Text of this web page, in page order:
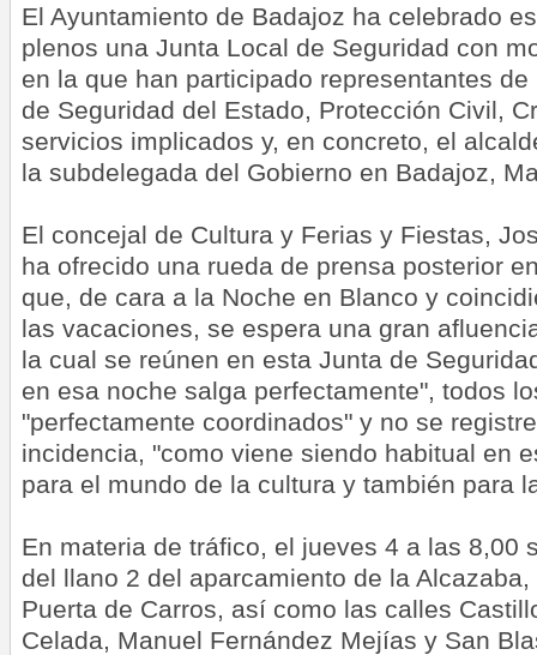
El Ayuntamiento de Badajoz ha celebrado
plenos una Junta Local de Seguridad con
en la que han participado representantes
de Seguridad del Estado, Protección Civil,
servicios implicados y, en concreto, el
la subdelegada del Gobierno en Badajoz,
El concejal de Cultura y Ferias y Fiestas,
ha ofrecido una rueda de prensa posterior
que, de cara a la Noche en Blanco y
las vacaciones, se espera una gran
la cual se reúnen en esta Junta de
en esa noche salga perfectamente", todos
"perfectamente coordinados" y no se
incidencia, "como viene siendo habitual en
para el mundo de la cultura y también para
En materia de tráfico, el jueves 4 a las 8,00
del llano 2 del aparcamiento de la
Puerta de Carros, así como las calles
Celada, Manuel Fernández Mejías y San